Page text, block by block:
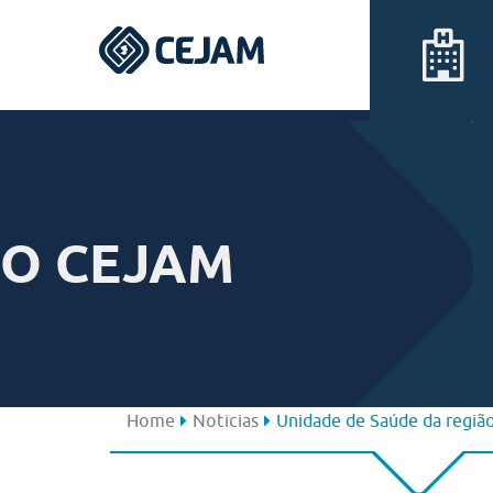
O CEJAM
Home Noticias Unidade de Saúde da